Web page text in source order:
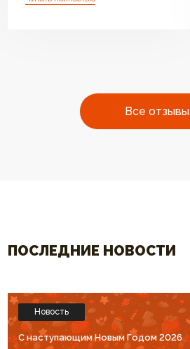
Все отзывы
чисто . Оборудование работает
бесшумно.Очень довольны что
выбрали ваш котел. Огромное
ПОСЛЕДНИЕ НОВОСТИ
Новость
C наступающим Новым Годом 2026